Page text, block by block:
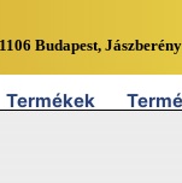
1106 Budapest,
Termékek